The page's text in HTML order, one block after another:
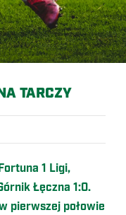
TARCZY
1 Ligi,
Łęczna 1:0.
pierwszej połowie